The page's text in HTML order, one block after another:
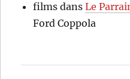
films dansLe
Ford Coppola